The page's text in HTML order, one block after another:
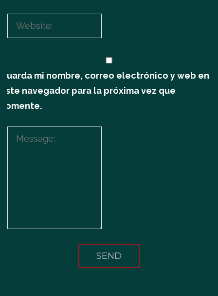
Guarda mi nombre, correo electrónico y web en
este navegador para la próxima vez que
comente.